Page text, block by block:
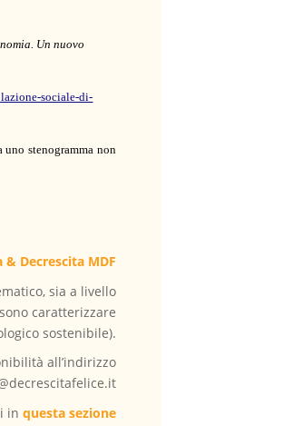
Un nuovo
sociale-di-
uno stenogramma non
Decrescita MDF
sia a livello
caratterizzare
sostenibile).
all’indirizzo
in questa sezione